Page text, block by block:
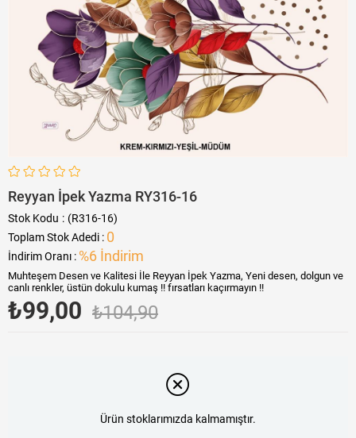
Reyyan İpek Yazma RY316-16
Stok Kodu
(R316-16)
Toplam Stok Adedi : 0
İndirim Oranı : %6 İndirim
Muhteşem Desen ve Kalitesi İle Reyyan İpek Yazma, Yeni desen, dolgun ve
canlı renkler, üstün dokulu kumaş !! fırsatları kaçırmayın !!
₺104,90
₺99,00
Ürün stoklarımızda kalmamıştır.